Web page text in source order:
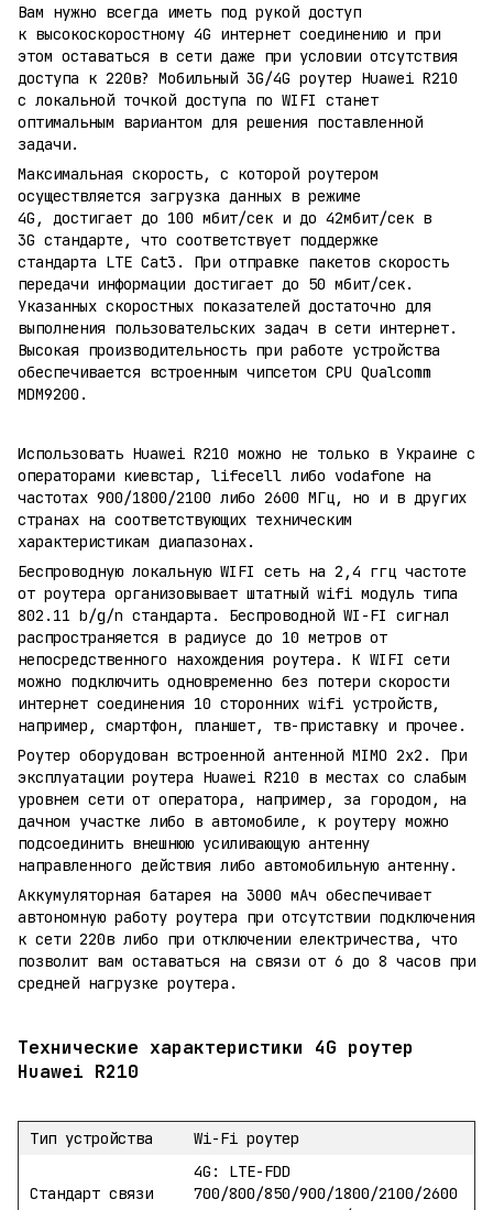
Вам нужно всегда иметь под рукой доступ
к высокоскоростному 4G интернет соединению и при
этом оставаться в сети даже при условии отсутствия
доступа к 220в? Мобильный 3G/4G роутер Huawei R210
c локальной точкой доступа по WIFI станет
оптимальным вариантом для решения поставленной
задачи.
Максимальная скорость, с которой роутером
осуществляется загрузка данных в режиме
4G, достигает до 100 мбит/сек и до 42мбит/сек в
3G стандарте, что соответствует поддержке
стандарта LTE Cat3. При отправке пакетов скорость
передачи информации достигает до 50 мбит/сек.
Указанных скоростных показателей достаточно для
выполнения пользовательских задач в сети интернет.
Высокая производительность при работе устройства
обеспечивается встроенным чипсетом CPU Qualcomm
MDM9200.
Использовать Huawei R210 можно не только в Украине с
операторами киевстар, lifecell либо vodafone на
частотах 900/1800/2100 либо 2600 МГц, но и в других
странах на соответствующих техническим
характеристикам диапазонах.
Беспроводную локальную WIFI сеть на 2,4 ггц частоте
от роутера организовывает штатный wifi модуль типа
802.11 b/g/n стандарта. Беспроводной WI-FI сигнал
распространяется в радиусе до 10 метров от
непосредственного нахождения роутера. К WIFI сети
можно подключить одновременно без потери скорости
интернет соединения 10 сторонних wifi устройств,
например, смартфон, планшет, тв-приставку и прочее.
Роутер оборудован встроенной антенной MIMO 2x2. При
эксплуатации роутера Huawei R210 в местах со слабым
уровнем сети от оператора, например, за городом, на
дачном участке либо в автомобиле, к роутеру можно
подсоединить внешнюю усиливающую антенну
направленного действия либо автомобильную антенну.
Аккумуляторная батарея на 3000 мАч обеспечивает
автономную работу роутера при отсутствии подключения
к сети 220в либо при отключении електричества, что
позволит вам оставаться на связи от 6 до 8 часов при
средней нагрузке роутера.
Технические характеристики 4G роутер
Huawei R210
Тип устройства Wi-Fi роутер
Стандарт связи
4G: LTE-FDD
700/800/850/900/1800/2100/2600